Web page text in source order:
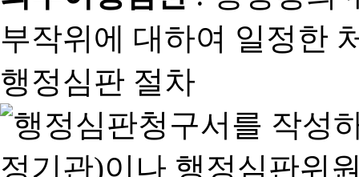
부작위에 대하여 일정한
행정심판 절차